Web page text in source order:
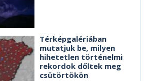
Térképgalériában
mutatjuk be, milyen
hihetetlen történelmi
rekordok dőltek meg
csütörtökön